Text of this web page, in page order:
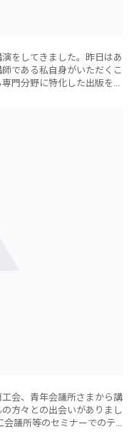
をしてきました。昨日はあ
である私自身がいただくこ
門分野に特化した出版を行
会、青年会議所さまから講
方々との出会いがありまし
議所等のセミナーでのテ